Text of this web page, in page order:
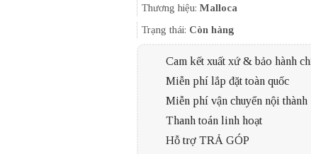
Thương hiệu: Malloca
Trạng thái: Còn hàng
Cam kết xuất xứ & bảo hành
Miễn phí lắp đặt toàn quốc
Miễn phí vận chuyển nội thành
Thanh toán linh hoạt
Hỗ trợ TRẢ GÓP